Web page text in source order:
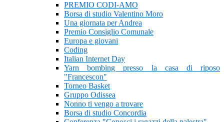
PREMIO CODI-AMO
Borsa di studio Valentino Moro
Una giornata per Andrea
Premio Consiglio Comunale
Europa e giovani
Coding
Italian Internet Day
Yarn bombing presso la casa di riposo
"Francescon"
Torneo Basket
Gruppo Odissea
Nonno ti vengo a trovare
Borsa di studio Concordia